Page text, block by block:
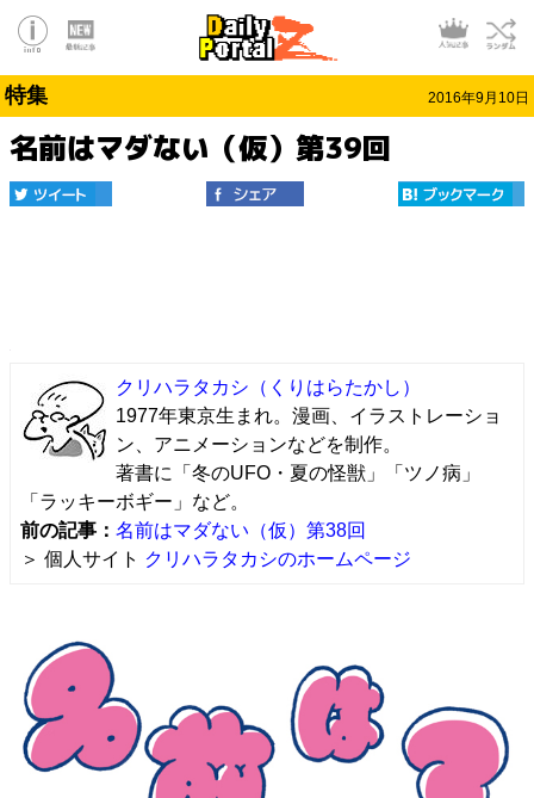
特集 2016年9月10日
名前はマダない（仮）第39回
クリハラタカシ （くりはらたかし）
1977年東京生まれ。漫画、イラストレーショ
ン、アニメーションなどを制作。
著書に「冬のUFO・夏の怪獣」「ツノ病」
「ラッキーボギー」など。
前の記事： 名前はマダない（仮）第38回
＞ 個人サイト クリハラタカシのホームページ